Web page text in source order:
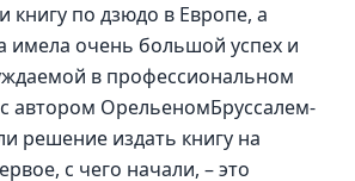
книгу по дзюдо в Европе, а
очень большой успех и
в профессиональном
автором ОрельеномБруссалем-
решение издать книгу на
с чего начали, – это